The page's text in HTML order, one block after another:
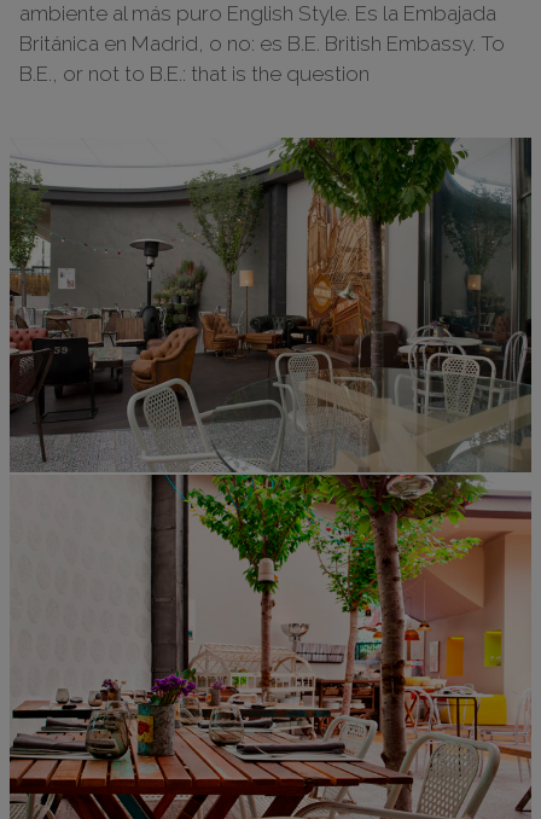
ambiente al más puro English Style. Es la Embajada
Británica en Madrid, o no: es B.E. British Embassy. To
B.E., or not to B.E.: that is the question